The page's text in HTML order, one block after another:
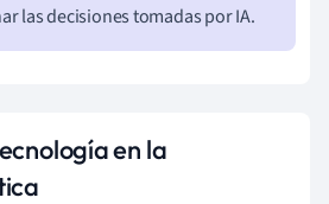
las decisiones tomadas por IA.
en la